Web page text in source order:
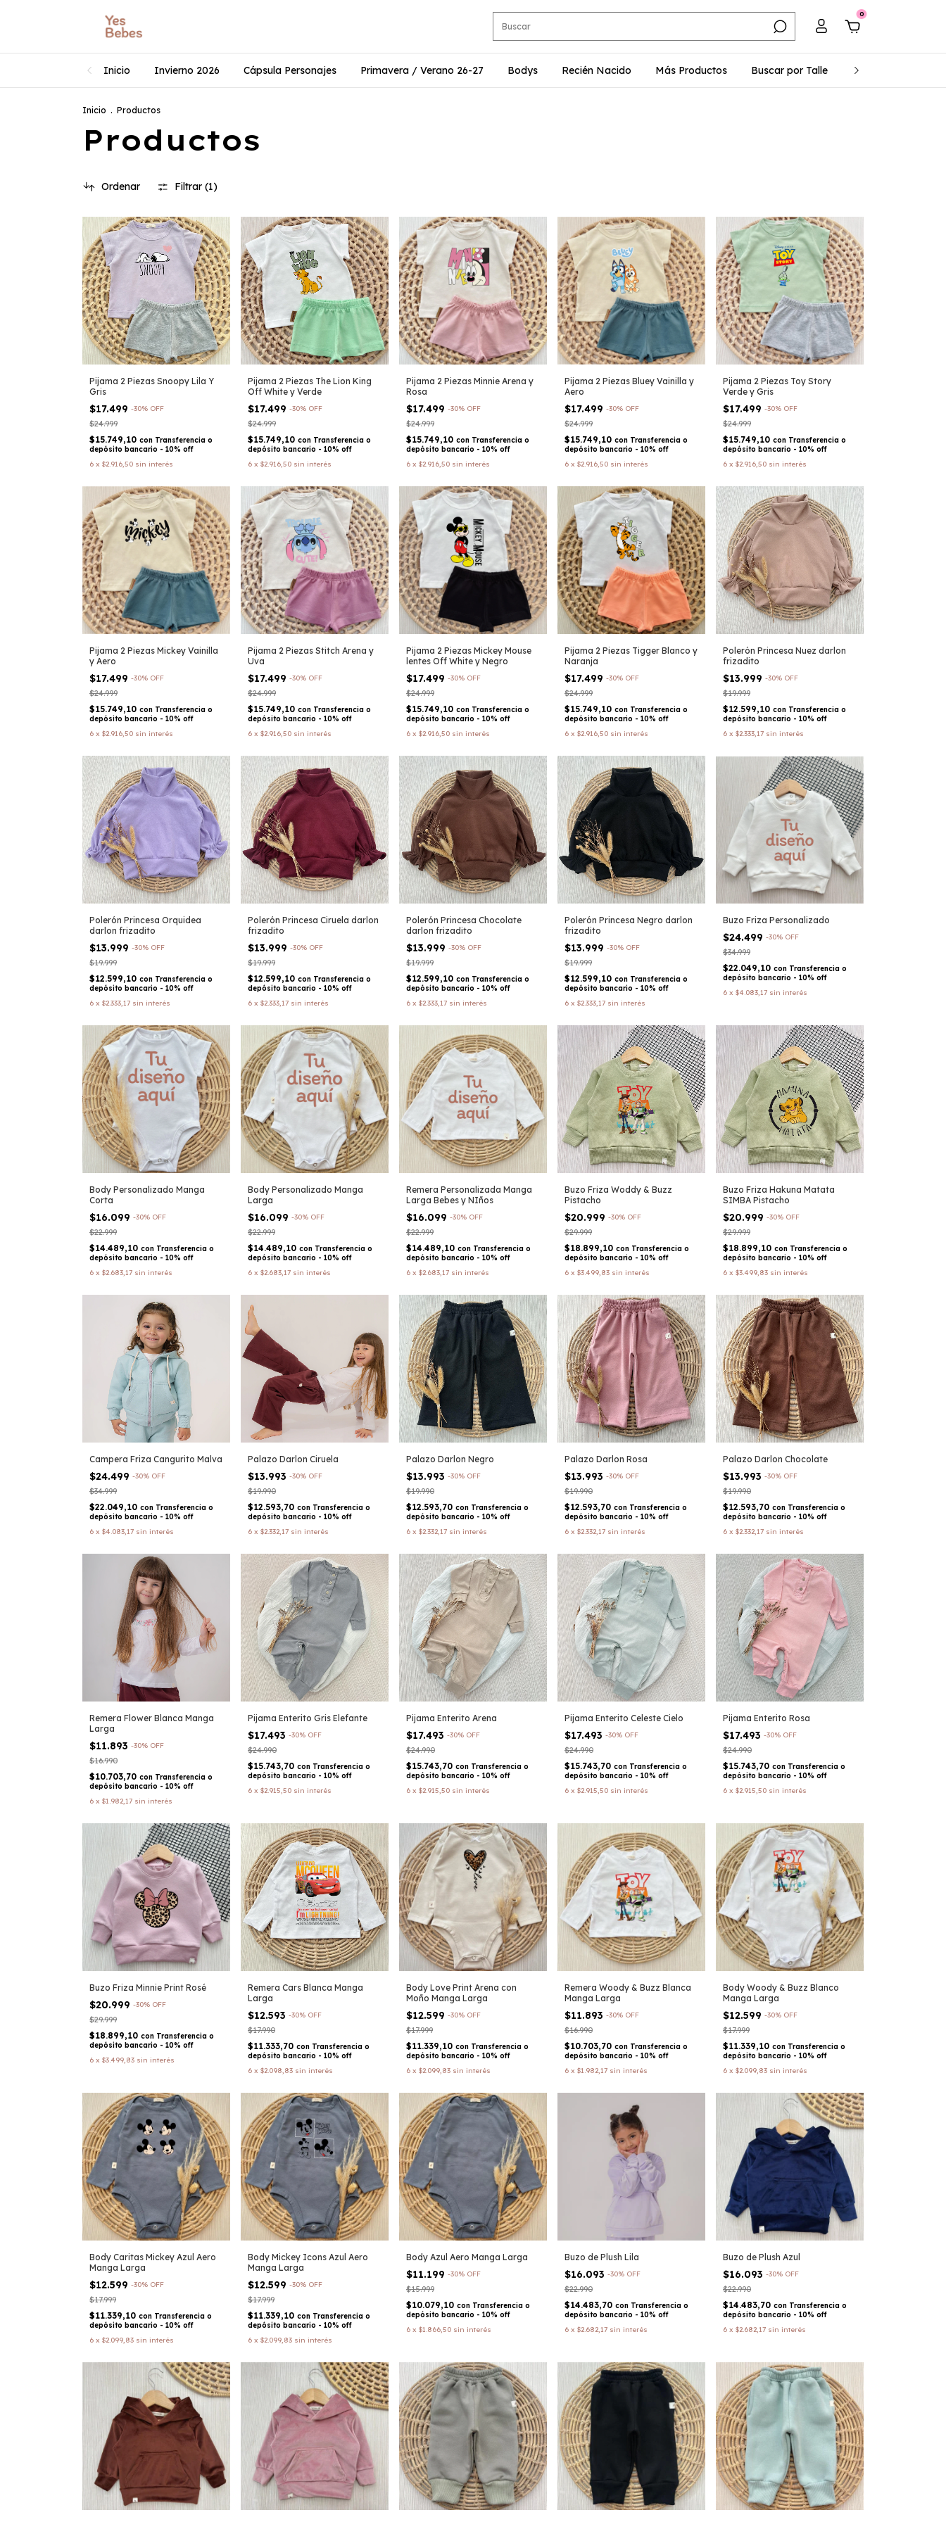
0
Inicio Invierno 2026 Cápsula Personajes Primavera / Verano 26-27 Bodys Recién Nacido Más Productos Buscar por Talle Mayoristas
Inicio . Productos
Productos
Ordenar Filtrar (1)
Pijama 2 Piezas Snoopy Lila Y
Gris
$17.499 -30% OFF
$24.999
$15.749,10 con Transferencia o
depósito bancario - 10% off
6 x $2.916,50 sin interés
Pijama 2 Piezas The Lion King
Off White y Verde
$17.499 -30% OFF
$24.999
$15.749,10 con Transferencia o
depósito bancario - 10% off
6 x $2.916,50 sin interés
Pijama 2 Piezas Minnie Arena y
Rosa
$17.499 -30% OFF
$24.999
$15.749,10 con Transferencia o
depósito bancario - 10% off
6 x $2.916,50 sin interés
Pijama 2 Piezas Bluey Vainilla y
Aero
$17.499 -30% OFF
$24.999
$15.749,10 con Transferencia o
depósito bancario - 10% off
6 x $2.916,50 sin interés
Pijama 2 Piezas Toy Story
Verde y Gris
$17.499 -30% OFF
$24.999
$15.749,10 con Transferencia o
depósito bancario - 10% off
6 x $2.916,50 sin interés
Pijama 2 Piezas Mickey Vainilla
y Aero
$17.499 -30% OFF
$24.999
$15.749,10 con Transferencia o
depósito bancario - 10% off
6 x $2.916,50 sin interés
Pijama 2 Piezas Stitch Arena y
Uva
$17.499 -30% OFF
$24.999
$15.749,10 con Transferencia o
depósito bancario - 10% off
6 x $2.916,50 sin interés
Pijama 2 Piezas Mickey Mouse
lentes Off White y Negro
$17.499 -30% OFF
$24.999
$15.749,10 con Transferencia o
depósito bancario - 10% off
6 x $2.916,50 sin interés
Pijama 2 Piezas Tigger Blanco y
Naranja
$17.499 -30% OFF
$24.999
$15.749,10 con Transferencia o
depósito bancario - 10% off
6 x $2.916,50 sin interés
Polerón Princesa Nuez darlon
frizadito
$13.999 -30% OFF
$19.999
$12.599,10 con Transferencia o
depósito bancario - 10% off
6 x $2.333,17 sin interés
Polerón Princesa Orquidea
darlon frizadito
$13.999 -30% OFF
$19.999
$12.599,10 con Transferencia o
depósito bancario - 10% off
6 x $2.333,17 sin interés
Polerón Princesa Ciruela darlon
frizadito
$13.999 -30% OFF
$19.999
$12.599,10 con Transferencia o
depósito bancario - 10% off
6 x $2.333,17 sin interés
Polerón Princesa Chocolate
darlon frizadito
$13.999 -30% OFF
$19.999
$12.599,10 con Transferencia o
depósito bancario - 10% off
6 x $2.333,17 sin interés
Polerón Princesa Negro darlon
frizadito
$13.999 -30% OFF
$19.999
$12.599,10 con Transferencia o
depósito bancario - 10% off
6 x $2.333,17 sin interés
Buzo Friza Personalizado
$24.499 -30% OFF
$34.999
$22.049,10 con Transferencia o
depósito bancario - 10% off
6 x $4.083,17 sin interés
Body Personalizado Manga
Corta
$16.099 -30% OFF
$22.999
$14.489,10 con Transferencia o
depósito bancario - 10% off
6 x $2.683,17 sin interés
Body Personalizado Manga
Larga
$16.099 -30% OFF
$22.999
$14.489,10 con Transferencia o
depósito bancario - 10% off
6 x $2.683,17 sin interés
Remera Personalizada Manga
Larga Bebes y NIños
$16.099 -30% OFF
$22.999
$14.489,10 con Transferencia o
depósito bancario - 10% off
6 x $2.683,17 sin interés
Buzo Friza Woddy & Buzz
Pistacho
$20.999 -30% OFF
$29.999
$18.899,10 con Transferencia o
depósito bancario - 10% off
6 x $3.499,83 sin interés
Buzo Friza Hakuna Matata
SIMBA Pistacho
$20.999 -30% OFF
$29.999
$18.899,10 con Transferencia o
depósito bancario - 10% off
6 x $3.499,83 sin interés
Campera Friza Cangurito Malva
$24.499 -30% OFF
$34.999
$22.049,10 con Transferencia o
depósito bancario - 10% off
6 x $4.083,17 sin interés
Palazo Darlon Ciruela
$13.993 -30% OFF
$19.990
$12.593,70 con Transferencia o
depósito bancario - 10% off
6 x $2.332,17 sin interés
Palazo Darlon Negro
$13.993 -30% OFF
$19.990
$12.593,70 con Transferencia o
depósito bancario - 10% off
6 x $2.332,17 sin interés
Palazo Darlon Rosa
$13.993 -30% OFF
$19.990
$12.593,70 con Transferencia o
depósito bancario - 10% off
6 x $2.332,17 sin interés
Palazo Darlon Chocolate
$13.993 -30% OFF
$19.990
$12.593,70 con Transferencia o
depósito bancario - 10% off
6 x $2.332,17 sin interés
Remera Flower Blanca Manga
Larga
$11.893 -30% OFF
$16.990
$10.703,70 con Transferencia o
depósito bancario - 10% off
6 x $1.982,17 sin interés
Pijama Enterito Gris Elefante
$17.493 -30% OFF
$24.990
$15.743,70 con Transferencia o
depósito bancario - 10% off
6 x $2.915,50 sin interés
Pijama Enterito Arena
$17.493 -30% OFF
$24.990
$15.743,70 con Transferencia o
depósito bancario - 10% off
6 x $2.915,50 sin interés
Pijama Enterito Celeste Cielo
$17.493 -30% OFF
$24.990
$15.743,70 con Transferencia o
depósito bancario - 10% off
6 x $2.915,50 sin interés
Pijama Enterito Rosa
$17.493 -30% OFF
$24.990
$15.743,70 con Transferencia o
depósito bancario - 10% off
6 x $2.915,50 sin interés
Buzo Friza Minnie Print Rosé
$20.999 -30% OFF
$29.999
$18.899,10 con Transferencia o
depósito bancario - 10% off
6 x $3.499,83 sin interés
Remera Cars Blanca Manga
Larga
$12.593 -30% OFF
$17.990
$11.333,70 con Transferencia o
depósito bancario - 10% off
6 x $2.098,83 sin interés
Body Love Print Arena con
Moño Manga Larga
$12.599 -30% OFF
$17.999
$11.339,10 con Transferencia o
depósito bancario - 10% off
6 x $2.099,83 sin interés
Remera Woody & Buzz Blanca
Manga Larga
$11.893 -30% OFF
$16.990
$10.703,70 con Transferencia o
depósito bancario - 10% off
6 x $1.982,17 sin interés
Body Woody & Buzz Blanco
Manga Larga
$12.599 -30% OFF
$17.999
$11.339,10 con Transferencia o
depósito bancario - 10% off
6 x $2.099,83 sin interés
Body Caritas Mickey Azul Aero
Manga Larga
$12.599 -30% OFF
$17.999
$11.339,10 con Transferencia o
depósito bancario - 10% off
6 x $2.099,83 sin interés
Body Mickey Icons Azul Aero
Manga Larga
$12.599 -30% OFF
$17.999
$11.339,10 con Transferencia o
depósito bancario - 10% off
6 x $2.099,83 sin interés
Body Azul Aero Manga Larga
$11.199 -30% OFF
$15.999
$10.079,10 con Transferencia o
depósito bancario - 10% off
6 x $1.866,50 sin interés
Buzo de Plush Lila
$16.093 -30% OFF
$22.990
$14.483,70 con Transferencia o
depósito bancario - 10% off
6 x $2.682,17 sin interés
Buzo de Plush Azul
$16.093 -30% OFF
$22.990
$14.483,70 con Transferencia o
depósito bancario - 10% off
6 x $2.682,17 sin interés